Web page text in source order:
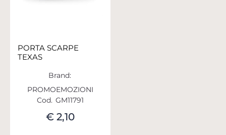
PORTA SCARPE
TEXAS
Brand:
PROMOEMOZIONI
Cod. GM11791
€ 2,10